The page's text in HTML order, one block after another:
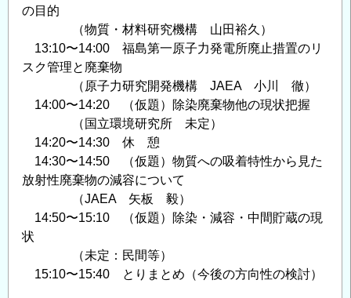
の目的
（物質・材料研究機構 山田裕久）
13:10〜14:00 福島第一原子力発電所廃止措置のリ
スク管理と廃棄物
（原子力研究開発機構 JAEA 小川 徹）
14:00〜14:20 （仮題）除染廃棄物他の現状把握
（国立環境研究所 未定）
14:20〜14:30 休 憩
14:30〜14:50 （仮題）物質への吸着特性から見た
放射性廃棄物の減容について
（JAEA 矢板 毅）
14:50〜15:10 （仮題）除染・減容・中間貯蔵の現
状
（未定：民間等）
15:10〜15:40 とりまとめ（今後の方向性の検討）